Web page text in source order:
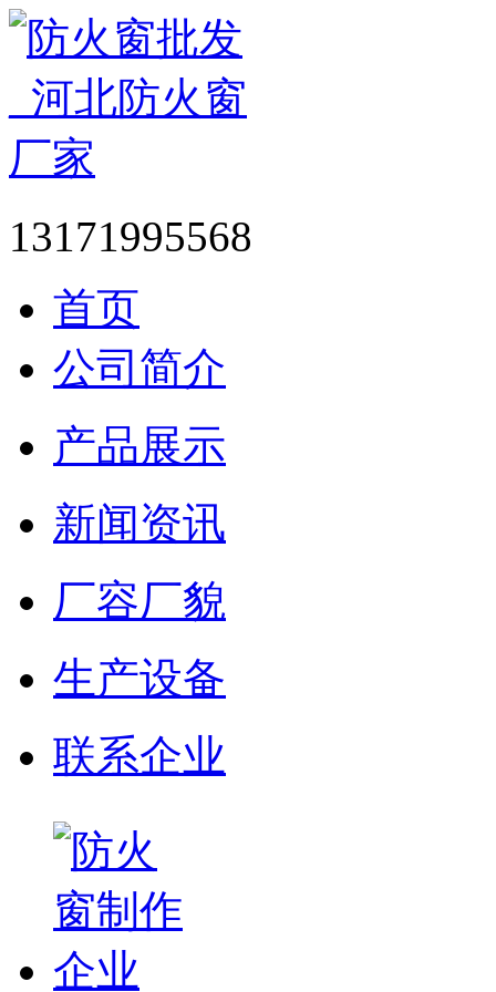
13171995568
首页
公司简介
产品展示
新闻资讯
厂容厂貌
生产设备
联系企业